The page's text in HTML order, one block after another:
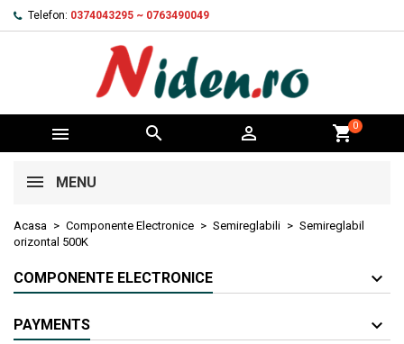
Telefon: 0374043295 ~ 0763490049
   shopping_cart0
MENU
Acasa Componente Electronice Semireglabili
Semireglabil
orizontal 500K
COMPONENTE ELECTRONICE
PAYMENTS